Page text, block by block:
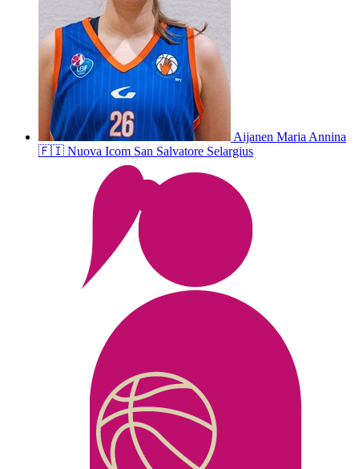
Aijanen Maria Annina
🇫🇮 Nuova Icom San Salvatore Selargius